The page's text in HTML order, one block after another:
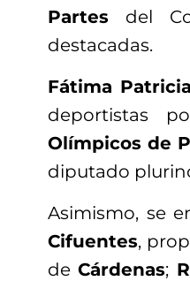
Partes del
destacadas.
Fátima
deportistas
Olímpicos de
diputado
Asimismo, se
Cifuentes,
deCárdenas;